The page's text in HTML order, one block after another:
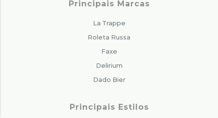
Principais Marcas
La Trappe
Roleta Russa
Faxe
Delirium
Dado Bier
Principais Estilos